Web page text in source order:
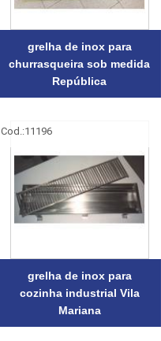
grelha de inox para
churrasqueira sob medida
República
Cod.:11196
grelha de inox para
cozinha industrial Vila
Mariana